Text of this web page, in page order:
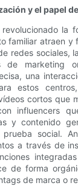
y el papel
la
familiar atraen y
redes sociales,
de marketing
una
estos
cortos que
influencers
y contenido
social.
a través de
de forma
de marca o